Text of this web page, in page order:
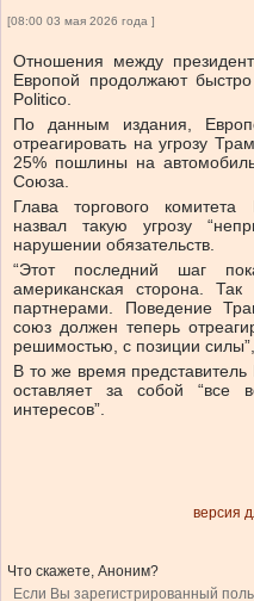
[08:00 03 мая 2026 года ]
Отношения между
Европой продолжают
Politico.
По данным издания,
отреагировать на угрозу
25% пошлины на
Союза.
Глава торгового
назвал такую угрозу
нарушении обязательств.
“Этот последний шаг
американская сторона.
партнерами. Поведение
союз должен теперь
решимостью, с позиции
В то же время
оставляет за собой “все
интересов”.
версия
Что скажете, Аноним?
Если Вы зарегистрированный